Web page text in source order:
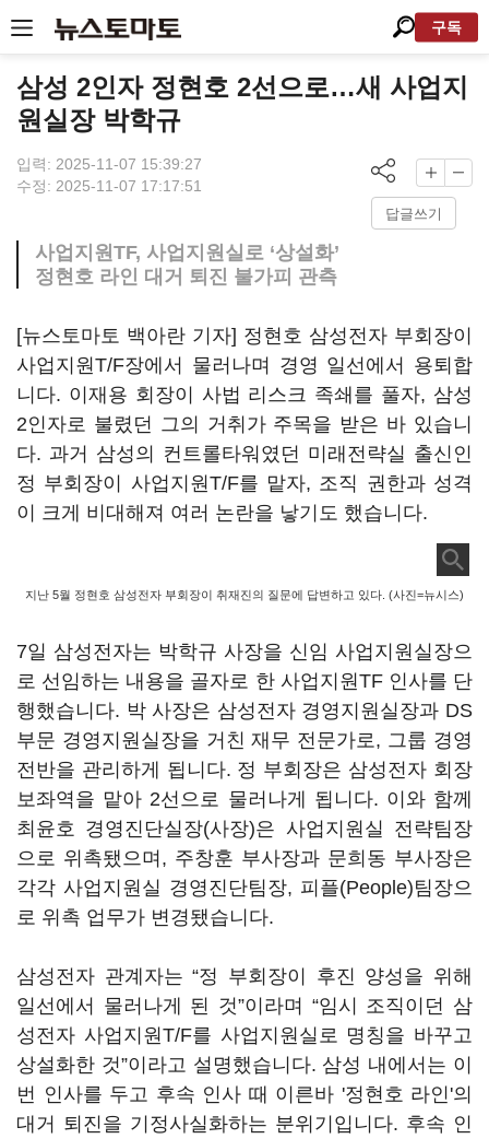
구독
삼성 2인자 정현호 2선으로…새 사업지
원실장 박학규
입력: 2025-11-07 15:39:27
수정: 2025-11-07 17:17:51
답글쓰기
사업지원TF, 사업지원실로 ‘상설화’
정현호 라인 대거 퇴진 불가피 관측
[뉴스토마토 백아란 기자] 정현호 삼성전자 부회장이
사업지원T/F장에서 물러나며 경영 일선에서 용퇴합
니다. 이재용 회장이 사법 리스크 족쇄를 풀자, 삼성
2인자로 불렸던 그의 거취가 주목을 받은 바 있습니
다. 과거 삼성의 컨트롤타워였던 미래전략실 출신인
정 부회장이 사업지원T/F를 맡자, 조직 권한과 성격
이 크게 비대해져 여러 논란을 낳기도 했습니다.
지난 5월 정현호 삼성전자 부회장이 취재진의 질문에 답변하고 있다. (사진=뉴시스)
7일 삼성전자는 박학규 사장을 신임 사업지원실장으
로 선임하는 내용을 골자로 한 사업지원TF 인사를 단
행했습니다. 박 사장은 삼성전자 경영지원실장과 DS
부문 경영지원실장을 거친 재무 전문가로, 그룹 경영
전반을 관리하게 됩니다. 정 부회장은 삼성전자 회장
보좌역을 맡아 2선으로 물러나게 됩니다. 이와 함께
최윤호 경영진단실장(사장)은 사업지원실 전략팀장
으로 위촉됐으며, 주창훈 부사장과 문희동 부사장은
각각 사업지원실 경영진단팀장, 피플(People)팀장으
로 위촉 업무가 변경됐습니다.
삼성전자 관계자는 “정 부회장이 후진 양성을 위해
일선에서 물러나게 된 것”이라며 “임시 조직이던 삼
성전자 사업지원T/F를 사업지원실로 명칭을 바꾸고
상설화한 것”이라고 설명했습니다. 삼성 내에서는 이
번 인사를 두고 후속 인사 때 이른바 '정현호 라인'의
대거 퇴진을 기정사실화하는 분위기입니다. 후속 인